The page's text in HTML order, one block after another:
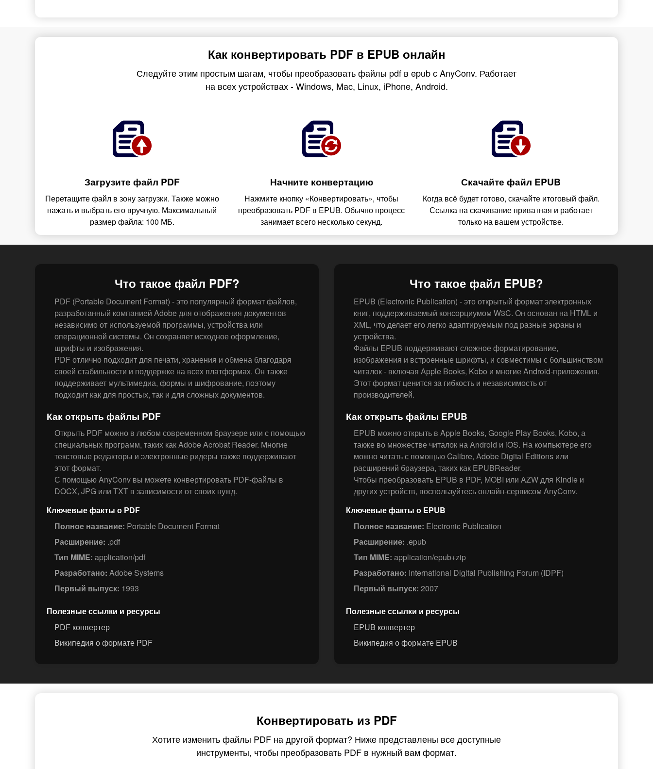
Как конвертировать PDF в EPUB онлайн
Следуйте этим простым шагам, чтобы преобразовать файлы pdf в epub с AnyConv. Работает
на всех устройствах - Windows, Mac, Linux, iPhone, Android.
Загрузите файл PDF
Перетащите файл в зону загрузки. Также можно
нажать и выбрать его вручную. Максимальный
размер файла: 100 МБ.
Начните конвертацию
Нажмите кнопку «Конвертировать», чтобы
преобразовать PDF в EPUB. Обычно процесс
занимает всего несколько секунд.
Скачайте файл EPUB
Когда всё будет готово, скачайте итоговый файл.
Ссылка на скачивание приватная и работает
только на вашем устройстве.
Что такое файл PDF?
PDF (Portable Document Format) - это популярный формат файлов,
разработанный компанией Adobe для отображения документов
независимо от используемой программы, устройства или
операционной системы. Он сохраняет исходное оформление,
шрифты и изображения.
PDF отлично подходит для печати, хранения и обмена благодаря
своей стабильности и поддержке на всех платформах. Он также
поддерживает мультимедиа, формы и шифрование, поэтому
подходит как для простых, так и для сложных документов.
Как открыть файлы PDF
Открыть PDF можно в любом современном браузере или с помощью
специальных программ, таких как Adobe Acrobat Reader. Многие
текстовые редакторы и электронные ридеры также поддерживают
этот формат.
С помощью AnyConv вы можете конвертировать PDF-файлы в
DOCX, JPG или TXT в зависимости от своих нужд.
Ключевые факты о PDF
Полное название: Portable Document Format
Расширение: .pdf
Тип MIME: application/pdf
Разработано: Adobe Systems
Первый выпуск: 1993
Полезные ссылки и ресурсы
PDF конвертер
Википедия о формате PDF
Что такое файл EPUB?
EPUB (Electronic Publication) - это открытый формат электронных
книг, поддерживаемый консорциумом W3C. Он основан на HTML и
XML, что делает его легко адаптируемым под разные экраны и
устройства.
Файлы EPUB поддерживают сложное форматирование,
изображения и встроенные шрифты, и совместимы с большинством
читалок - включая Apple Books, Kobo и многие Android-приложения.
Этот формат ценится за гибкость и независимость от
производителей.
Как открыть файлы EPUB
EPUB можно открыть в Apple Books, Google Play Books, Kobo, а
также во множестве читалок на Android и iOS. На компьютере его
можно читать с помощью Calibre, Adobe Digital Editions или
расширений браузера, таких как EPUBReader.
Чтобы преобразовать EPUB в PDF, MOBI или AZW для Kindle и
других устройств, воспользуйтесь онлайн-сервисом AnyConv.
Ключевые факты о EPUB
Полное название: Electronic Publication
Расширение: .epub
Тип MIME: application/epub+zip
Разработано: International Digital Publishing Forum (IDPF)
Первый выпуск: 2007
Полезные ссылки и ресурсы
EPUB конвертер
Википедия о формате EPUB
Конвертировать из PDF
Хотите изменить файлы PDF на другой формат? Ниже представлены все доступные
инструменты, чтобы преобразовать PDF в нужный вам формат.